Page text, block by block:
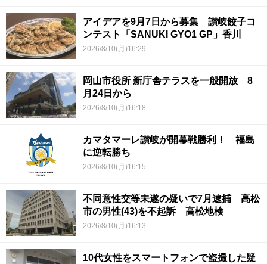
アイデアを9月7日から募集 讃岐餃子コ
ンテスト「SANUKI GYO1 GP」香川
2026/8/10(月)16:29
岡山市役所 新庁舎テラスを一般開放 8
月24日から
2026/8/10(月)16:18
カマタマーレ讃岐が開幕戦勝利！ 福島
に逆転勝ち
2026/8/10(月)16:15
不同意性交等未遂の疑いで7月逮捕 高松
市の男性(43)を不起訴 高松地検
2026/8/10(月)16:13
10代女性をスマートフォンで盗撮した疑